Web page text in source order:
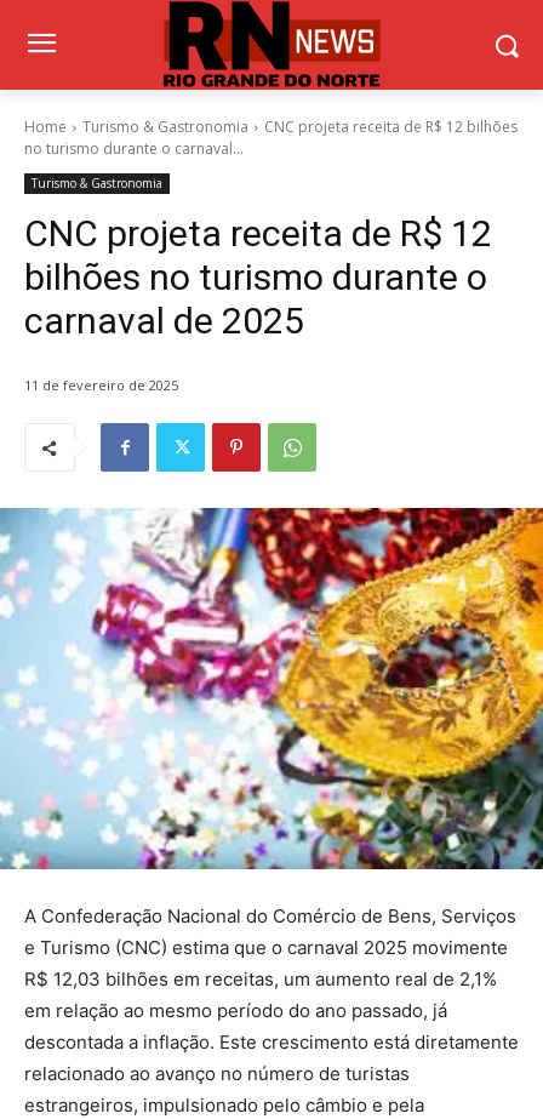
Home Turismo & Gastronomia
CNC projeta receita de R$ 12 bilhões
no turismo durante o carnaval...
Turismo & Gastronomia
CNC projeta receita de R$ 12
bilhões no turismo durante o
carnaval de 2025
11 de fevereiro de 2025
A Confederação Nacional do Comércio de Bens, Serviços
e Turismo (CNC) estima que o carnaval 2025 movimente
R$ 12,03 bilhões em receitas, um aumento real de 2,1%
em relação ao mesmo período do ano passado, já
descontada a inflação. Este crescimento está diretamente
relacionado ao avanço no número de turistas
estrangeiros, impulsionado pelo câmbio e pela